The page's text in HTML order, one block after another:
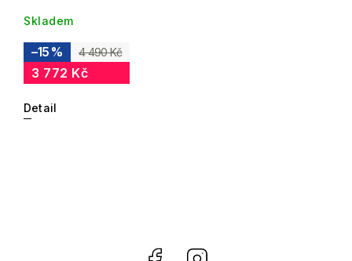
Skladem
4 490 Kč
–15 %
3 772 Kč
Detail
Facebook